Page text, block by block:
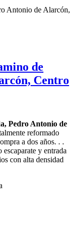
de
Centro
Pedro Antonio de
reformado
a dos años. . .
y entrada
con alta densidad